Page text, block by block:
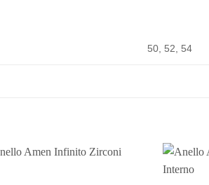
50, 52, 54